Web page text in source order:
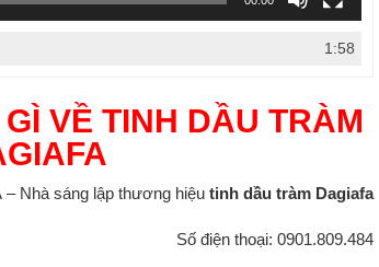
1:58
VỀ TINH DẦU TRÀM
Nhà sáng lập thương hiệu tinh dầu tràm Dagiafa
Số điện thoại: 0901.809.484